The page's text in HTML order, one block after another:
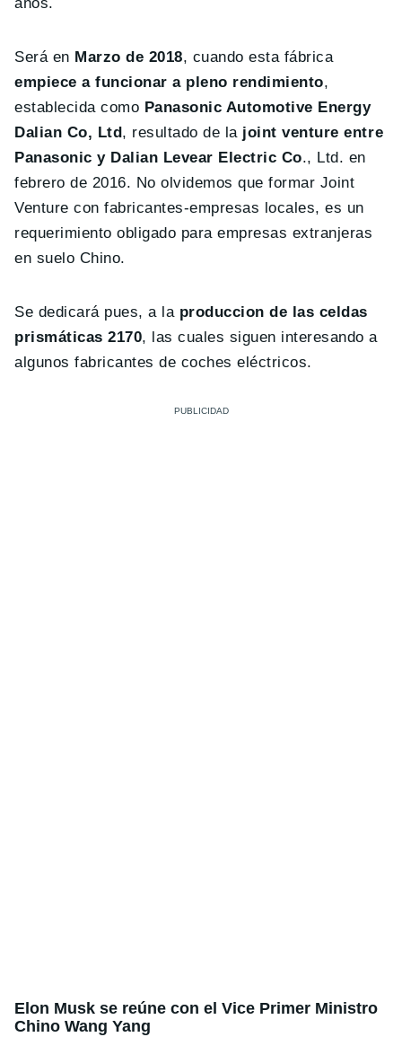
Será en Marzo de 2018, cuando esta fábrica
empiece a funcionar a pleno rendimiento,
establecida como Panasonic Automotive Energy
Dalian Co, Ltd , resultado de la joint venture entre
Panasonic y Dalian Levear Electric Co., Ltd. en
febrero de 2016. No olvidemos que formar Joint
Venture con fabricantes-empresas locales, es un
requerimiento obligado para empresas extranjeras
en suelo Chino.
Se dedicará pues, a la produccion de las celdas
prismáticas 2170, las cuales siguen interesando a
algunos fabricantes de coches eléctricos.
Elon Musk se reúne con el Vice Primer Ministro
Chino Wang Yang